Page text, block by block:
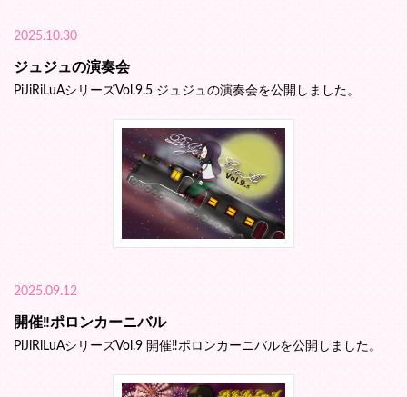
2025.10.30
ジュジュの演奏会
PiJiRiLuAシリーズVol.9.5 ジュジュの演奏会を公開しました。
2025.09.12
開催‼︎ポロンカーニバル
PiJiRiLuAシリーズVol.9 開催‼︎ポロンカーニバルを公開しました。